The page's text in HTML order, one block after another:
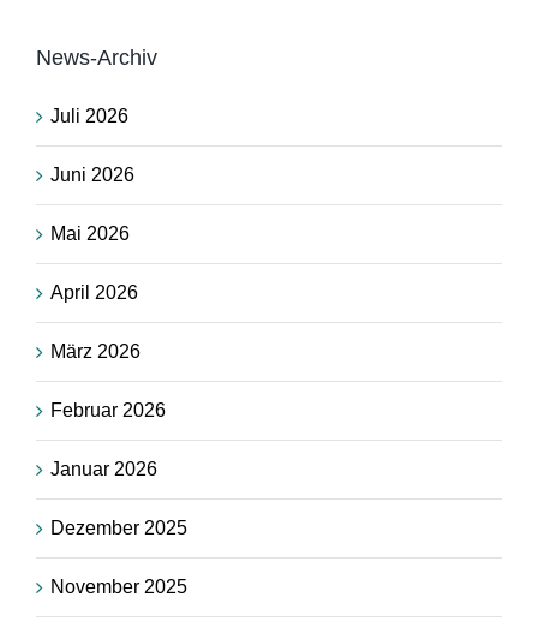
News-Archiv
Juli 2026
Juni 2026
Mai 2026
April 2026
März 2026
Februar 2026
Januar 2026
Dezember 2025
November 2025